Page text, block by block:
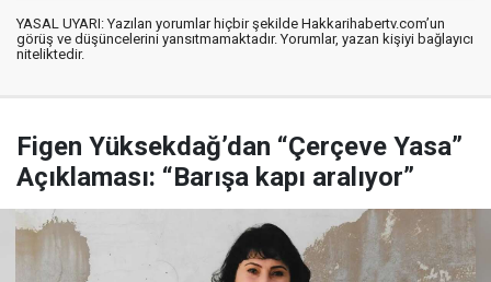
YASAL UYARI: Yazılan yorumlar hiçbir şekilde Hakkarihabertv.com’un
görüş ve düşüncelerini yansıtmamaktadır. Yorumlar, yazan kişiyi bağlayıcı
niteliktedir.
Figen Yüksekdağ’dan “Çerçeve Yasa”
Açıklaması: “Barışa kapı aralıyor”